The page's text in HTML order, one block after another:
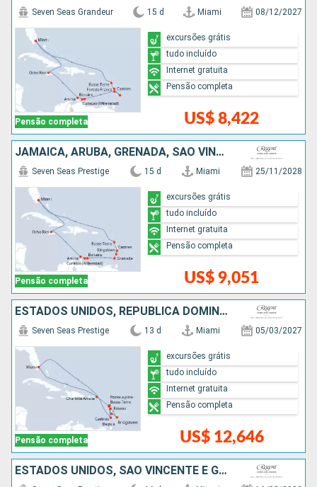
Pensão completa
Seven Seas Grandeur 15 d Miami 08/12/2027
US$ 8,422
excursões grátis
tudo incluído
Internet gratuita
Pensão completa
JAMAICA, ARUBA, GRENADA, SÃO VINCENTE E GRANADINAS, SANTA LUCIA, ESTADOS UNIDOS
Pensão completa
Seven Seas Prestige 15 d Miami 25/11/2028
US$ 9,051
excursões grátis
tudo incluído
Internet gratuita
Pensão completa
ESTADOS UNIDOS, REPUBLICA DOMINICANA, SANTA LUCIA, BARBADOS, SÃO VINCENTE E GRANADINAS
Pensão completa
Seven Seas Prestige 13 d Miami 05/03/2027
US$ 12,646
excursões grátis
tudo incluído
Internet gratuita
Pensão completa
ESTADOS UNIDOS, SÃO VINCENTE E GRANADINAS, REPUBLICA DOMINICANA, SANTA LUCIA, BARBADOS, GRENADA, ARUBA, ISLAS CAIMÁN